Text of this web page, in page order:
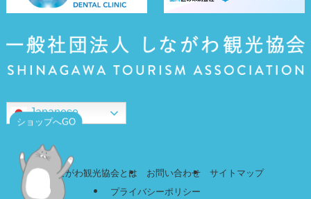
Japanese
しながわ観光協会とは お問い合わせ
サイトマップ
プライバシーポリシー
ショップへGO